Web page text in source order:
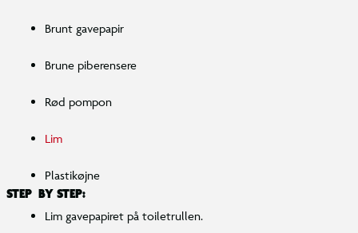
Brunt gavepapir
Brune piberensere
Rød pompon
Lim
Plastikøjne
STEP BY STEP:
Lim gavepapiret på toiletrullen.